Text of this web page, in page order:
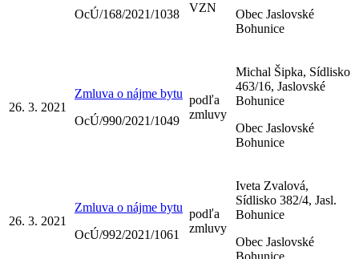
OcÚ/168/2021/1038 VZN
Obec Jaslovské
Bohunice
26. 3. 2021
Zmluva o nájme bytu
OcÚ/990/2021/1049
podľa
zmluvy
Michal Šipka, Sídlisko
463/16, Jaslovské
Bohunice
Obec Jaslovské
Bohunice
26. 3. 2021
Zmluva o nájme bytu
OcÚ/992/2021/1061
podľa
zmluvy
Iveta Zvalová,
Sídlisko 382/4, Jasl.
Bohunice
Obec Jaslovské
Bohunice